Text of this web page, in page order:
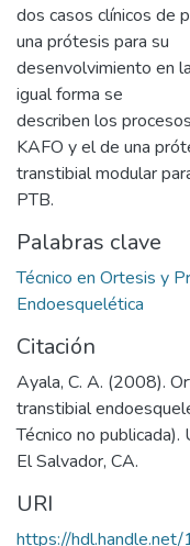
dos casos clínicos de
una prótesis para su
desenvolvimiento en
igual forma se
describen los
KAFO y el de una
transtibial modular
PTB.
Palabras clave
Técnico en Ortesis y
Endoesquelética
Citación
Ayala, C. A. (2008).
transtibial
Técnico no
El Salvador, CA.
URI
https://